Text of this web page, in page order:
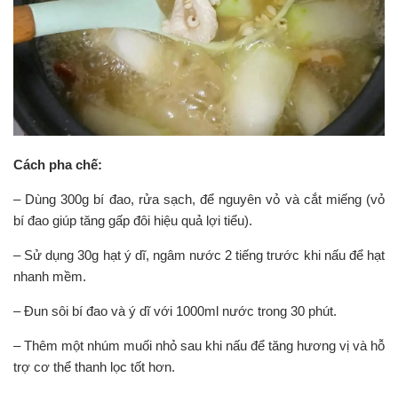
Cách pha chế:
– Dùng 300g bí đao, rửa sạch, để nguyên vỏ và cắt miếng (vỏ
bí đao giúp tăng gấp đôi hiệu quả lợi tiểu).
– Sử dụng 30g hạt ý dĩ, ngâm nước 2 tiếng trước khi nấu để hạt
nhanh mềm.
– Đun sôi bí đao và ý dĩ với 1000ml nước trong 30 phút.
– Thêm một nhúm muối nhỏ sau khi nấu để tăng hương vị và hỗ
trợ cơ thể thanh lọc tốt hơn.